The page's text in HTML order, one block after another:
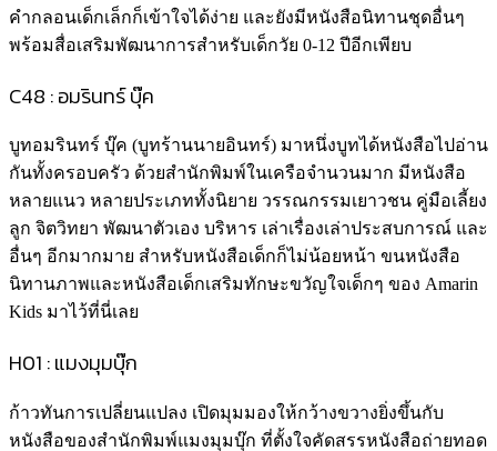
คำกลอนเด็กเล็กก็เข้าใจได้ง่าย และยังมีหนังสือนิทานชุดอื่นๆ
พร้อมสื่อเสริมพัฒนาการสำหรับเด็กวัย 0-12 ปีอีกเพียบ
C48 : อมรินทร์ บุ๊ค
บูทอมรินทร์ บุ๊ค (บูทร้านนายอินทร์) มาหนึ่งบูทได้หนังสือไปอ่าน
กันทั้งครอบครัว ด้วยสำนักพิมพ์ในเครือจำนวนมาก มีหนังสือ
หลายแนว หลายประเภททั้งนิยาย วรรณกรรมเยาวชน คู่มือเลี้ยง
ลูก จิตวิทยา พัฒนาตัวเอง บริหาร เล่าเรื่องเล่าประสบการณ์ และ
อื่นๆ อีกมากมาย สำหรับหนังสือเด็กก็ไม่น้อยหน้า ขนหนังสือ
นิทานภาพและหนังสือเด็กเสริมทักษะขวัญใจเด็กๆ ของ Amarin
Kids มาไว้ที่นี่เลย
H01 : แมงมุมบุ๊ก
ก้าวทันการเปลี่ยนแปลง เปิดมุมมองให้กว้างขวางยิ่งขึ้นกับ
หนังสือของสำนักพิมพ์แมงมุมบุ๊ก ที่ตั้งใจคัดสรรหนังสือถ่ายทอด